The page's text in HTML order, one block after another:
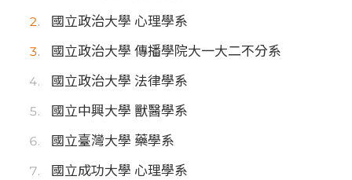
國立政治大學 心理學系
國立政治大學 傳播學院大一大二不分系
國立政治大學 法律學系
國立中興大學 獸醫學系
國立臺灣大學 藥學系
國立成功大學 心理學系